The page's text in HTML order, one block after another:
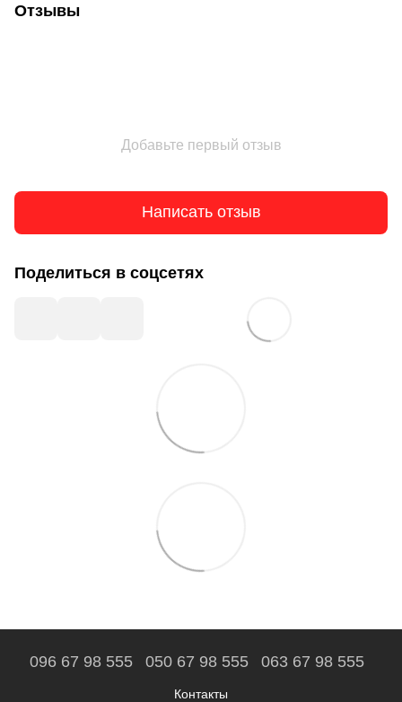
Отзывы
Добавьте первый отзыв
Написать отзыв
Поделиться в соцсетях
096 67 98 555 050 67 98 555 063 67 98 555
Контакты